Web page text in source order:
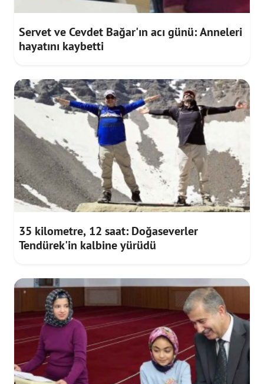
Servet ve Cevdet Bağar'ın acı günü: Anneleri
hayatını kaybetti
35 kilometre, 12 saat: Doğaseverler
Tendürek'in kalbine yürüdü